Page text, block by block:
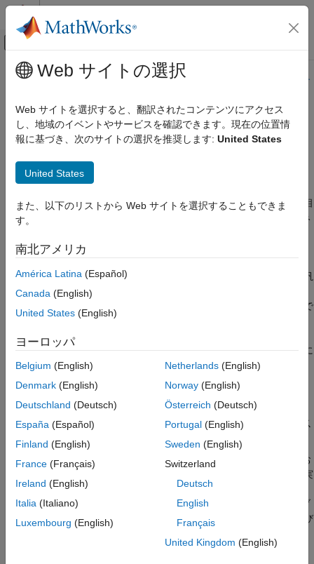
コンテンツへスキップ
オフキャンバス ナビゲーション メ
ドキュメンテーションのホーム
MATLAB Parallel Server
サードパーティ クラスターの構成
汎用スケジューラ インターフェイスを使用
した構成
項目一覧
サードパーティ製スケジューラとのインター
フェイス
汎用クラスター プロファイルの作成
参考
メインコンテンツ
このページの内容は最新ではありません。最新版の英語を参照す
汎用スケジューラ インターフェイ
スを使用した構成
ト、MATLAB ワーカーおよびサードパーティ製スケジューラの相
互作用を構成するための柔軟性があります。スケジューラに組み
ターフェイスを使用します。
一部のスケジューラでは、組み込みのクラスター タイプまたは汎
用スケジューラ インターフェイスを使用して、クラスター プロ
ファイルを作成できます。ベスト プラクティスとしては、可能で
あれば組み込みのクラスター タイプを使用します。
組み込みのクラスター タイプを使用してクラスターを構成するに
は、Slurm、Torque、LSF、PBS、Grid Engine、HTCondor、ま
たは AWS Batch 向けの構成
Hadoop クラスター用の構成
Microsoft HPC Pack 向けの構成 を参照してください。
サードパーティ製スケジューラとのインターフェイス
汎用スケジューラ インターフェイスには、Parallel Computing
Toolbox™ クライアント セッションからタスクをスケジューラお
よびクラスター ノードに渡す手段が用意されています。これを実
現するには、MATLAB クライアントに一連のプラグイン スクリ
プトを提供しなければなりません。このスクリプトには、ジョブ
スケジューラとの通信方法、クラスター ノードへのジョブおよび
ラストラクチャ固有の命令が含まれています。
Web サイトの選択
Web サイトを選択すると、翻訳されたコンテンツにアクセス
し、地域のイベントやサービスを確認できます。現在の位置情
報に基づき、次のサイトの選択を推奨します: United States
United States
また、以下のリストから Web サイトを選択することもできま
す。
南北アメリカ
América Latina (Español)
Canada (English)
United States (English)
ヨーロッパ
Belgium (English)
Denmark (English)
Deutschland (Deutsch)
España (Español)
Finland (English)
France (Français)
Ireland (English)
Italia (Italiano)
Luxembourg (English)
Netherlands(English)
Norway(English)
Österreich (Deutsch)
Portugal(English)
Sweden (English)
Switzerland
Deutsch
English
Français
United Kingdom (English)